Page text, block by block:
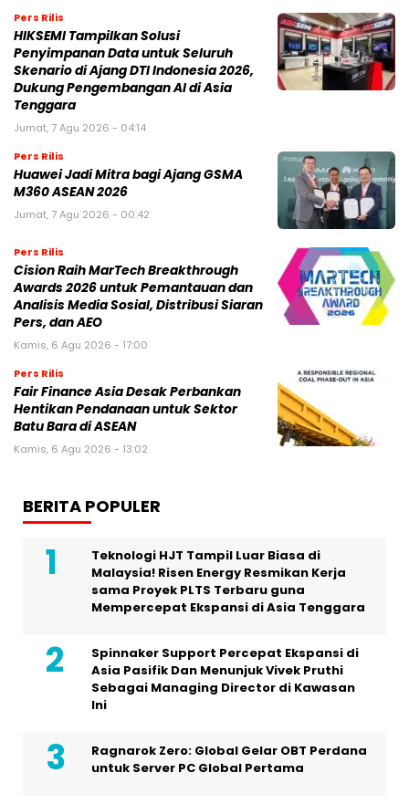
Pers Rilis
HIKSEMI Tampilkan Solusi
Penyimpanan Data untuk Seluruh
Skenario di Ajang DTI Indonesia 2026,
Dukung Pengembangan AI di Asia
Tenggara
Jumat, 7 Agu 2026 - 04:14
Pers Rilis
Huawei Jadi Mitra bagi Ajang GSMA
M360 ASEAN 2026
Jumat, 7 Agu 2026 - 00:42
Pers Rilis
Cision Raih MarTech Breakthrough
Awards 2026 untuk Pemantauan dan
Analisis Media Sosial, Distribusi Siaran
Pers, dan AEO
Kamis, 6 Agu 2026 - 17:00
Pers Rilis
Fair Finance Asia Desak Perbankan
Hentikan Pendanaan untuk Sektor
Batu Bara di ASEAN
Kamis, 6 Agu 2026 - 13:02
BERITA POPULER
Teknologi HJT Tampil Luar Biasa di
Malaysia! Risen Energy Resmikan Kerja
sama Proyek PLTS Terbaru guna
Mempercepat Ekspansi di Asia Tenggara
Spinnaker Support Percepat Ekspansi di
Asia Pasifik Dan Menunjuk Vivek Pruthi
Sebagai Managing Director di Kawasan
Ini
Ragnarok Zero: Global Gelar OBT Perdana
untuk Server PC Global Pertama